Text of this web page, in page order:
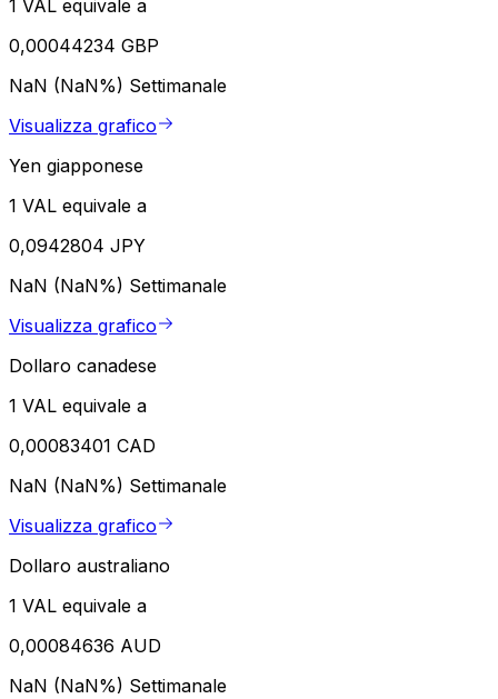
1 VAL equivale a
0,00044234 GBP
NaN (NaN%) Settimanale
Visualizza grafico
Yen giapponese
1 VAL equivale a
0,0942804 JPY
NaN (NaN%) Settimanale
Visualizza grafico
Dollaro canadese
1 VAL equivale a
0,00083401 CAD
NaN (NaN%) Settimanale
Visualizza grafico
Dollaro australiano
1 VAL equivale a
0,00084636 AUD
NaN (NaN%) Settimanale